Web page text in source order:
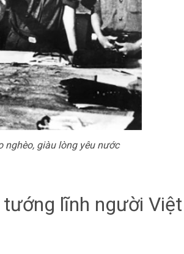
nghèo, giàu lòng yêu nước
lĩnh người Việt